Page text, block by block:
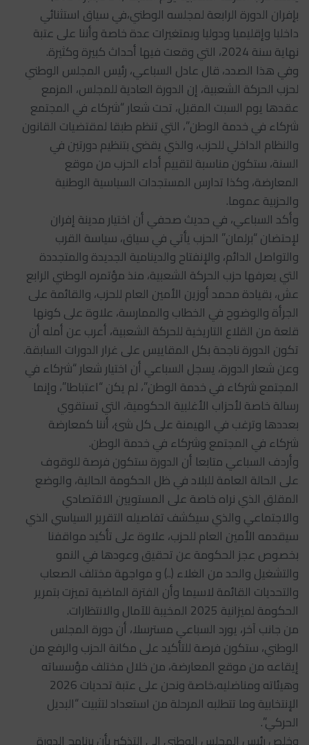
بإفران الدورة الرابعة لمجلسه الوطني،في سياق استثنائي
داخليا وإقليميا ودوليا وبمتغيرات عدة خاصة وأننا على عتبة
نهاية سنة 2024، التي وقعت فيها أحداث كبيرة وكثيرة.
وفي هذا الصدد، قال عادل السباعي، رئيس المجلس الوطني
لحزب الحركة الشعبية، إن الدورة العادية للمجلس، المزمع
عقدها يوم السبت المقبل، تحت شعار “شركاء في المجتمع
شركاء في خدمة الوطن”، التي تنظم طبقا لمقتضيات القانون
والنظام الداخلي للحزب، والذي يقضي بتنظيم دورتين في
السنة، ستكون مناسبة لتقييم أداء الحزب من موقع
المعارضة، وكذا تدارس المستجدات السياسية الوطنية
والحزبية عموما.
وأكد السباعي، في حديث صحفي أن اختيار مدينة إفران
لإحتضان “برلمان” الحزب يأتي في سياق، سياسة القرب
والتواصل الدائم، والإنفتاح والدينامية الجديدة والمتجددة
التي يعرفها حزب الحركة الشعبية، منذ مؤتمره الوطني الرابع
عش، بقيادة محمد أوزين الأمين العام للحزب، والقائمة على
الجرأة والوضوح في الخطاب والممارسة، علاوة على كونها
قلعة من القلاع التاريخية للحركة الشعبية، أعرب عن أمله أن
تكون الدورة ناجحة بكل المقاييس على غرار الدورات السابقة.
وعن شعار الدورة، يسجل السباعي أن اختيار شعار “شركاء في
المجتمع شركاء في خدمة الوطن”، لم يكن “اعتباطا”، وإنما
رسالة خاصة لأحزاب الأغلبية الحكومية، التي تستقوي
بعددها وترغب في الهيمنة على كل شئ، أننا كمعارضة
شركاء في المجتمع وشركاء في خدمة الوطن.
وأردف السباعي متابعا أن الدورة ستكون فرصة للوقوف
على الحالة العامة للبلاد في ظل الحكومة الحالية، والوضع
المقلق الذي نراه خاصة على المستويين الاقتصادي
والاجتماعي والذي سيكشف تفاصيله التقرير السياسي الذي
سيقدمه الأمين العام للحزب، علاوة على تأكيد مواقفنا
بخصوص عجز الحكومة عن تحقيق وعودها في النمو
والتشغيل والحد من الغلاء (..) و مواجهة مختلف الصعاب
والتحديات القائمة لاسيما وأن الفترة الماضية تميزت بتمرير
الحكومة لميزانية 2025 المخيبة للآمال والانتظارات.
من جانب آخر، يورد السباعي مسترسلا، أن دورة المجلس
الوطني، ستكون فرصة للتأكيد على مكانة الحزب والرفع من
إيقاعه من موقع المعارضة، من خلال مختلف مؤسساته
وهيئاته ومناضليه،خاصة ونحن على عتبة تحديات 2026
الإنتخابية وما تتطلبه المرحلة من استعداد لتثبيت “البديل
الحركي”.